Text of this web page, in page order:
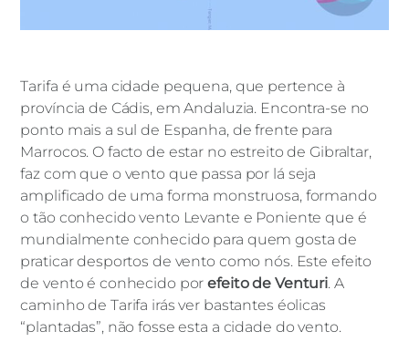
Tarifa é uma cidade pequena, que pertence à
província de Cádis, em Andaluzia. Encontra-se no
ponto mais a sul de Espanha, de frente para
Marrocos. O facto de estar no estreito de Gibraltar,
faz com que o vento que passa por lá seja
amplificado de uma forma monstruosa, formando
o tão conhecido vento Levante e Poniente que é
mundialmente conhecido para quem gosta de
praticar desportos de vento como nós. Este efeito
de vento é conhecido porefeito de Venturi. A
caminho de Tarifa irás ver bastantes éolicas
“plantadas”, não fosse esta a cidade do vento.